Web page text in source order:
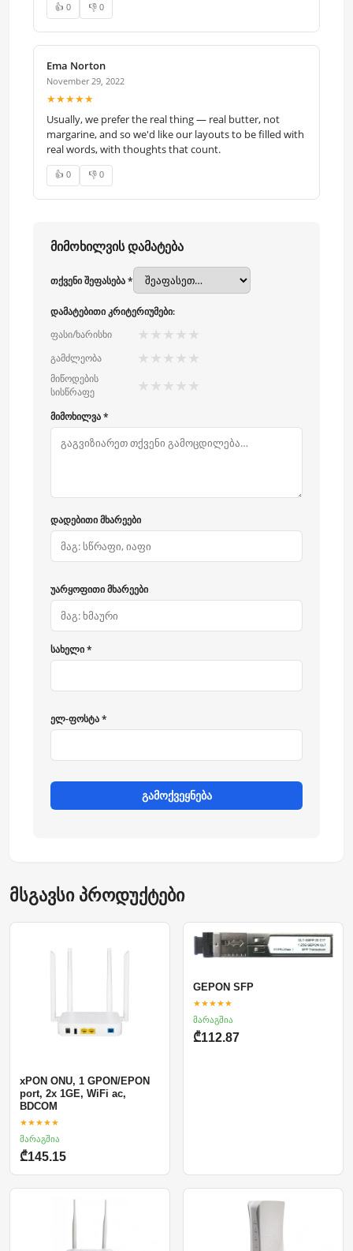
👍 0 👎 0
Ema Norton
November 29, 2022
★★★★★
Usually, we prefer the real thing — real butter, not
margarine, and so we'd like our layouts to be filled with
real words, with thoughts that count.
👍 0 👎 0
მიმოხილვის დამატება
თქვენი შეფასება *
დამატებითი კრიტერიუმები:
ფასი/ხარისხი
★ ★ ★ ★ ★
გამძლეობა ★ ★ ★ ★ ★
მიწოდების
სისწრაფე
★ ★ ★ ★ ★
მიმოხილვა *
დადებითი მხარეები
უარყოფითი მხარეები
სახელი *
ელ-ფოსტა *
გამოქვეყნება
მსგავსი პროდუქტები
xPON ONU, 1 GPON/EPON
port, 2x 1GE, WiFi ac,
BDCOM
★★★★★
მარაგშია
₾145.15
GEPON SFP
★★★★★
მარაგშია
₾112.87